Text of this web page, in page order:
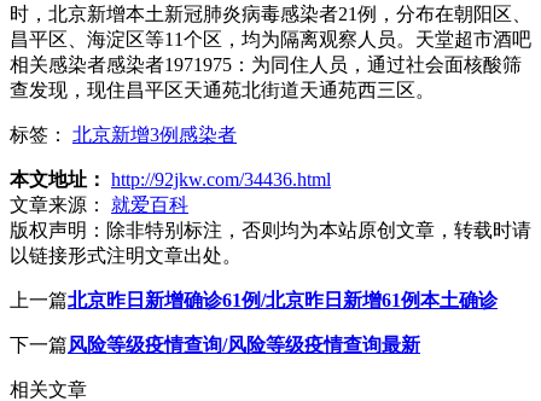
时，北京新增本土新冠肺炎病毒感染者21例，分布在朝阳区、
昌平区、海淀区等11个区，均为隔离观察人员。天堂超市酒吧
相关感染者感染者1971975：为同住人员，通过社会面核酸筛
查发现，现住昌平区天通苑北街道天通苑西三区。
标签： 北京新增3例感染者
本文地址： http://92jkw.com/34436.html
文章来源：
就爱百科
版权声明： 除非特别标注，否则均为本站原创文章，转载时请
以链接形式注明文章出处。
上一篇北京昨日新增确诊61例/北京昨日新增61例本土确诊
下一篇风险等级疫情查询/风险等级疫情查询最新
相关文章